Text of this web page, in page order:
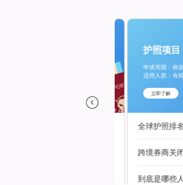
护照项目
申请周期：根据
适用人群：有税务
立即了解
到底是哪些人